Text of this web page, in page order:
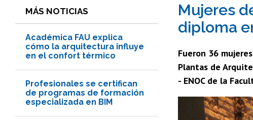
MÁS NOTICIAS
Académica FAU explica
cómo la arquitectura influye
en el confort térmico
Profesionales se certifican
de programas de formación
especializada en BIM
Mujeres
diploma
Fueron 36
Plantas de
- ENOC de la